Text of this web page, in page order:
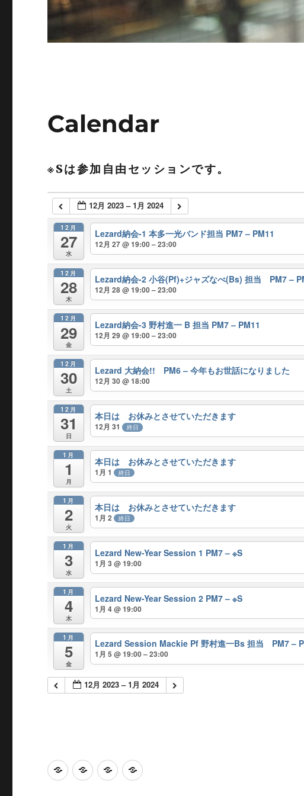
Calendar
※Sは参加自由セッションです。
12月 2023 – 1月 2024
12月
27
水
Lezard納会-1 本多一光バンド担当 PM7 – PM11
12月 27 @ 19:00 – 23:00
12月
28
木
Lezard納会-2 小谷(Pf)+ジャズなべ(Bs) 担当 PM7 –
12月 28 @ 19:00 – 23:00
12月
29
金
Lezard納会-3 野村進一 B 担当 PM7 – PM11
12月 29 @ 19:00 – 23:00
12月
30
土
Lezard 大納会!! PM6 – 今年もお世話になりました
12月 30 @ 18:00
12月
31
日
本日は お休みとさせていただきます
12月 31 終日
1月
1
月
本日は お休みとさせていただきます
1月 1 終日
1月
2
火
本日は お休みとさせていただきます
1月 2 終日
1月
3
水
Lezard New-Year Session 1 PM7 – ※S
1月 3 @ 19:00
1月
4
木
Lezard New-Year Session 2 PM7 – ※S
1月 4 @ 19:00
1月
5
金
Lezard Session Mackie Pf 野村進一Bs 担当 PM7 –
1月 5 @ 19:00 – 23:00
12月 2023 – 1月 2024
HomeCalendar
Access感